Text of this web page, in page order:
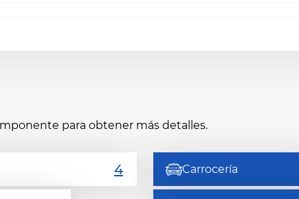
para obtener más detalles.
Carrocería